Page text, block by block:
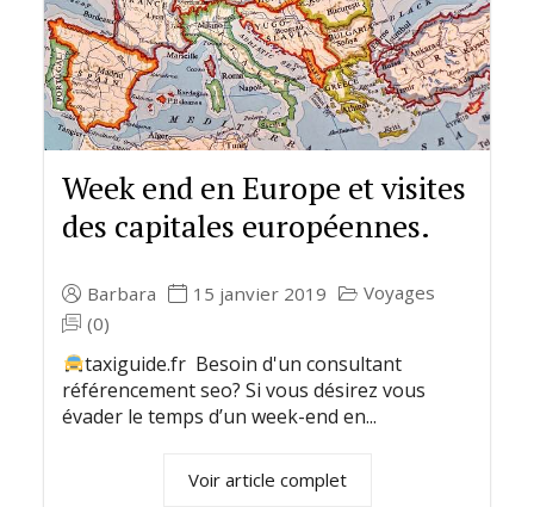
Week end en Europe et visites
des capitales européennes.
Barbara 15 janvier 2019
Voyages
(0)
taxiguide.fr Besoin d'un consultant
référencement seo? Si vous désirez vous
évader le temps d’un week-end en...
Voir article complet